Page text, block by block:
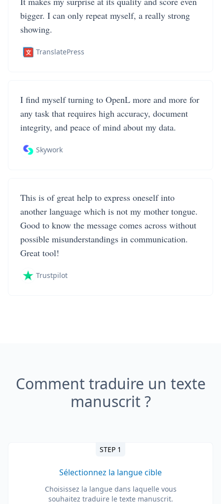
bigger. I can only repeat myself, a really strong
showing.
TranslatePress
I find myself turning to OpenL more and more for
any task that requires high accuracy, document
integrity, and peace of mind about my data.
Skywork
This is of great help to express oneself into
another language which is not my mother tongue.
Good to know the message comes across without
possible misunderstandings in communication.
Great tool!
Trustpilot
Comment traduire un texte
manuscrit ?
STEP 1
Sélectionnez la langue cible
Choisissez la langue dans laquelle vous
souhaitez traduire le texte manuscrit.